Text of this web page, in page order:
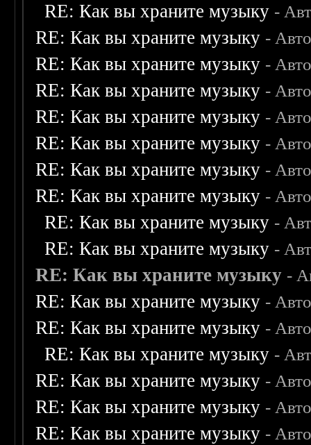
RE: Как вы храните музыку -
RE: Как вы храните музыку -
RE: Как вы храните музыку -
RE: Как вы храните музыку -
RE: Как вы храните музыку -
RE: Как вы храните музыку -
RE: Как вы храните музыку -
RE: Как вы храните музыку -
RE: Как вы храните музыку -
RE: Как вы храните музыку -
RE: Как вы храните музыку -
RE: Как вы храните музыку -
RE: Как вы храните музыку -
RE: Как вы храните музыку -
RE: Как вы храните музыку -
RE: Как вы храните музыку -
RE: Как вы храните музыку -